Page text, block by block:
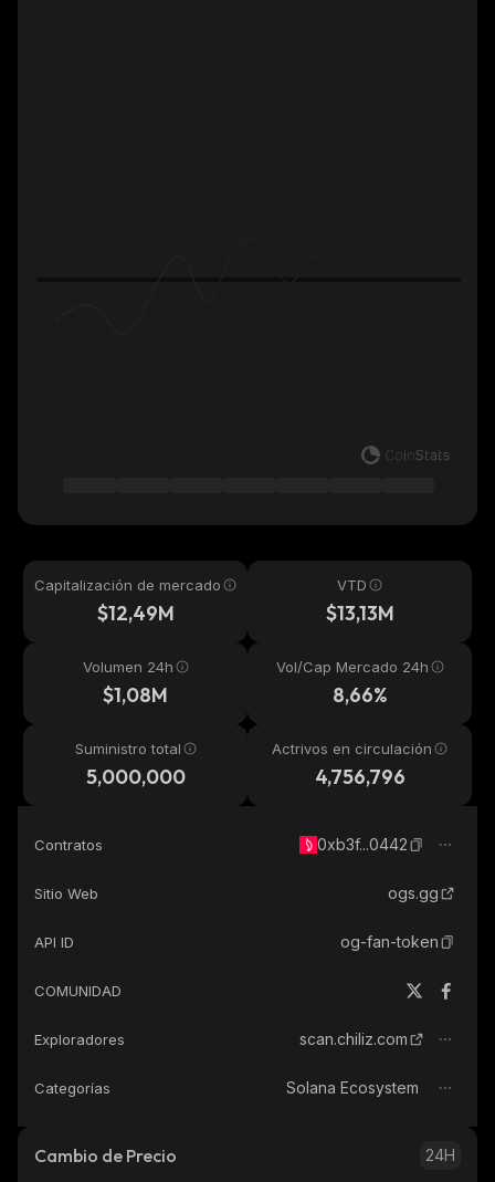
Capitalización de mercado
$12,49M
VTD
$13,13M
Volumen 24h
$1,08M
Vol/Cap Mercado 24h
8,66%
Suministro total
5,000,000
Actrivos en circulación
4,756,796
Contratos 0xb3f...0442
Sitio Web ogs.gg
API ID og-fan-token
COMUNIDAD
Exploradores scan.chiliz.com
Categorías Solana Ecosystem
Cambio de Precio 24H